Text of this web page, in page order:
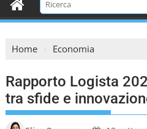
c
Home Economia
Rapporto Logista
tra sfide e